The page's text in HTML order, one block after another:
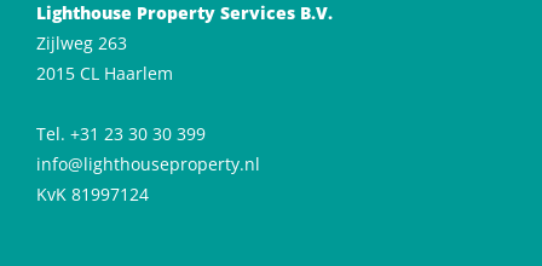
Lighthouse Property Services B.V.
Zijlweg 263
2015 CL Haarlem
Tel. +31 23 30 30 399
info@lighthouseproperty.nl
KvK 81997124